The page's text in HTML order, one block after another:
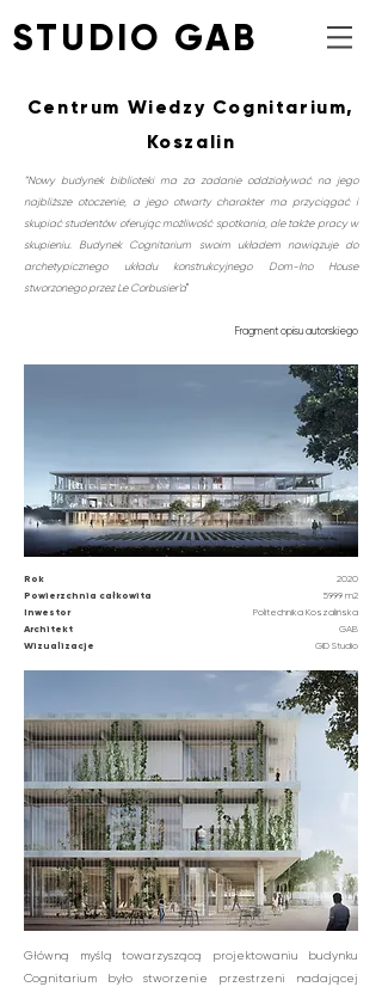
STUDIO GAB
Centrum Wiedzy Cognitarium,
Koszalin
"Nowy budynek biblioteki ma za zadanie oddziaływać na jego
najbliższe otoczenie, a jego otwarty charakter ma przyciągać i
skupiać studentów oferując możliwość spotkania, ale także pracy w
skupieniu. Budynek Cognitarium swoim układem nawiązuje do
archetypicznego układu konstrukcyjnego Dom-Ino House
stworzonego przez Le Corbusier’a"
Fragment opisu autorskiego
Rok
Powierzchnia całkowita
Inwestor
Architekt
Wizualizacje
2020
5999 m2
Politechnika Koszalińska
GAB
GID Studio
Główną myślą towarzyszącą projektowaniu budynku
Cognitarium było stworzenie przestrzeni nadającej